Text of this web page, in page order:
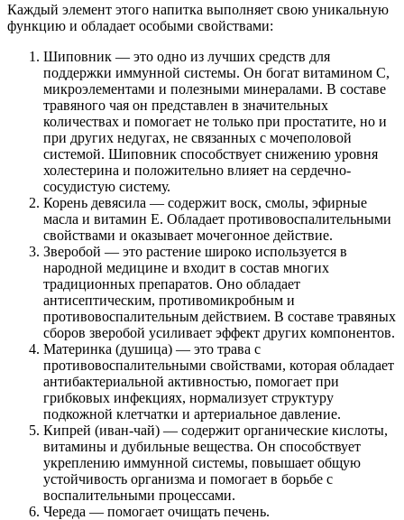
Каждый элемент этого напитка выполняет свою уникальную
функцию и обладает особыми свойствами:
Шиповник — это одно из лучших средств для
поддержки иммунной системы. Он богат витамином С,
микроэлементами и полезными минералами. В составе
травяного чая он представлен в значительных
количествах и помогает не только при простатите, но и
при других недугах, не связанных с мочеполовой
системой. Шиповник способствует снижению уровня
холестерина и положительно влияет на сердечно-
сосудистую систему.
Корень девясила — содержит воск, смолы, эфирные
масла и витамин Е. Обладает противовоспалительными
свойствами и оказывает мочегонное действие.
Зверобой — это растение широко используется в
народной медицине и входит в состав многих
традиционных препаратов. Оно обладает
антисептическим, противомикробным и
противовоспалительным действием. В составе травяных
сборов зверобой усиливает эффект других компонентов.
Материнка (душица) — это трава с
противовоспалительными свойствами, которая обладает
антибактериальной активностью, помогает при
грибковых инфекциях, нормализует структуру
подкожной клетчатки и артериальное давление.
Кипрей (иван-чай) — содержит органические кислоты,
витамины и дубильные вещества. Он способствует
укреплению иммунной системы, повышает общую
устойчивость организма и помогает в борьбе с
воспалительными процессами.
Череда — помогает очищать печень.